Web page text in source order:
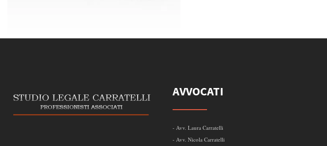
AVVOCATI
- Avv. Laura Carratelli
- Avv. Nicola Carratelli